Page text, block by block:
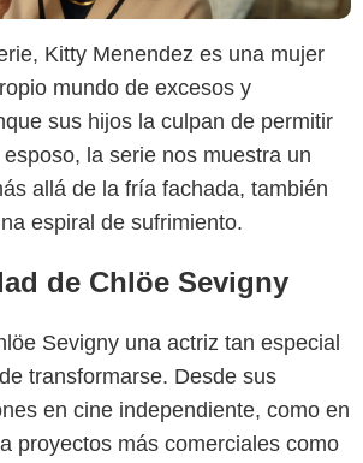
Kitty Menendez es una mujer
mundo de excesos y
sus hijos la culpan de permitir
la serie nos muestra un
allá de la fría fachada, también
espiral de sufrimiento.
de Chlöe Sevigny
Sevigny una actriz tan especial
transformarse. Desde sus
en cine independiente, como en
proyectos más comerciales como